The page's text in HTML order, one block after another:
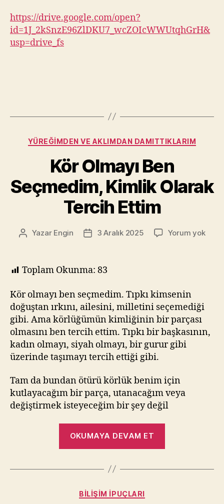
https://drive.google.com/open?
id=1J_2kSnzE96ZlDKU7_wcZOIcWWUtqhGrH&
usp=drive_fs
Kategoriler
YÜREĞIMDEN VE AKLIMDAN DAMITTIKLARIM
Kör Olmayı Ben
Seçmedim, Kimlik Olarak
Tercih Ettim
Yazının
Yazar Engin
Yazı3 Aralık 2025 Yorum yokKör
Toplam Okunma: 83
Kör olmayı ben seçmedim. Tıpkı kimsenin
doğuştan ırkını, ailesini, milletini seçemediği
gibi. Ama körlüğümün kimliğinin bir parçası
olmasını ben tercih ettim. Tıpkı bir başkasının,
kadın olmayı, siyah olmayı, bir gurur gibi
üzerinde taşımayı tercih ettiği gibi.
Tam da bundan ötürü körlük benim için
kutlayacağım bir parça, utanacağım veya
değiştirmek isteyeceğim bir şey değil
OKUMAYA DEVAM ET
Seçmedim,
Kategoriler
BILIŞIM İPUÇLARI